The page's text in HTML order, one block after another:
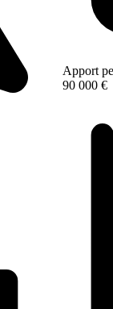
Apport
90 000 €